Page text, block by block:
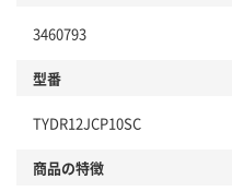
3460793
型番
TYDR12JCP10SC
商品の特徴